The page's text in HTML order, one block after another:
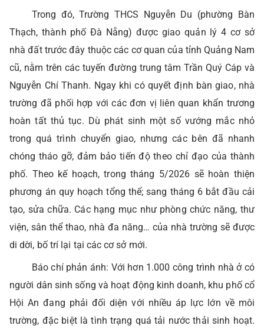
Trong đó, Trường THCS Nguyễn Du (phường Bàn
Thạch, thành phố Đà Nẵng) được giao quản lý 4 cơ sở
nhà đất trước đây thuộc các cơ quan của tỉnh Quảng Nam
cũ, nằm trên các tuyến đường trung tâm Trần Quý Cáp và
Nguyễn Chí Thanh. Ngay khi có quyết định bàn giao, nhà
trường đã phối hợp với các đơn vị liên quan khẩn trương
hoàn tất thủ tục. Dù phát sinh một số vướng mắc nhỏ
trong quá trình chuyển giao, nhưng các bên đã nhanh
chóng tháo gỡ, đảm bảo tiến độ theo chỉ đạo của thành
phố. Theo kế hoạch, trong tháng 5/2026 sẽ hoàn thiện
phương án quy hoạch tổng thể; sang tháng 6 bắt đầu cải
tạo, sửa chữa. Các hạng mục như phòng chức năng, thư
viện, sân thể thao, nhà đa năng… của nhà trường sẽ được
di dời, bố trí lại tại các cơ sở mới.
Báo chí phản ánh: Với hơn 1.000 công trình nhà ở có
người dân sinh sống và hoạt động kinh doanh, khu phố cổ
Hội An đang phải đối diện với nhiều áp lực lớn về môi
trường, đặc biệt là tình trạng quá tải nước thải sinh hoạt.